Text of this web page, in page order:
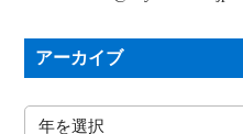
アーカイブ